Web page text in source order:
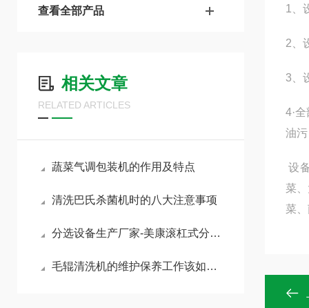
查看全部产品
相关文章
RELATED ARTICLES
蔬菜气调包装机的作用及特点
清洗巴氏杀菌机时的八大注意事项
分选设备生产厂家-美康滚杠式分拣机使用说明跟注意事项
毛辊清洗机的维护保养工作该如何展开呢？
1、
2、
3、
4·
油污
设
菜
菜